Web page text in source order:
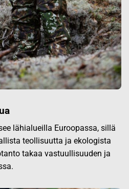
lähialueilla Euroopassa, sillä
teollisuutta ja ekologista
takaa vastuullisuuden ja